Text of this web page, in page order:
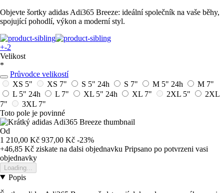
Objevte šortky adidas Adi365 Breeze: ideální společník na vaše běhy,
spojující pohodlí, výkon a moderní styl.
+-2
Velikost
*
Průvodce velikostí
XS 5"
XS 7" S 5" 24h S 7" M 5" 24h
M 7"
L 5" 24h L 7" XL 5" 24h XL 7" 2XL 5"
2XL
7"
3XL 7"
Toto pole je povinné
Od
1 210,00 Kč 937,00 Kč -23%
+46,85 Kč ziskate na dalsi objednavku Pripsano po potvrzeni vasi
objednavky
Loading...
Popis